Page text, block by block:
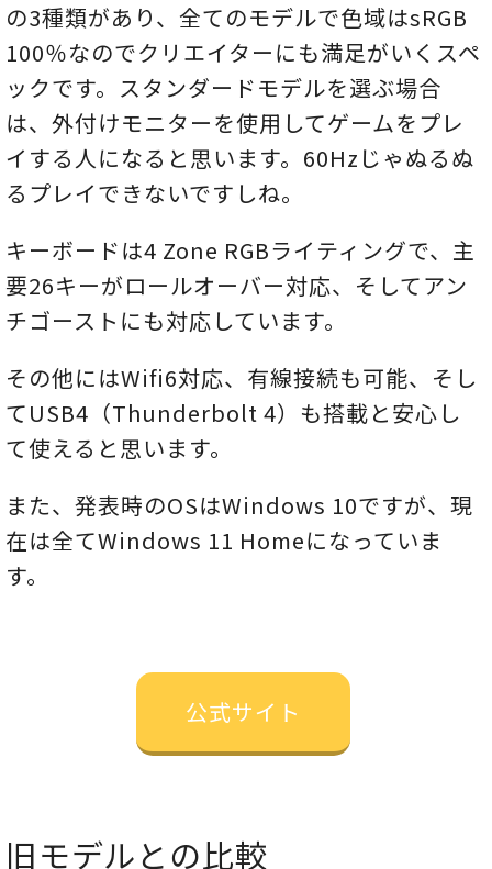
の3種類があり、全てのモデルで色域はsRGB
100％なのでクリエイターにも満足がいくスペ
ックです。スタンダードモデルを選ぶ場合
は、外付けモニターを使用してゲームをプレ
イする人になると思います。60Hzじゃぬるぬ
るプレイできないですしね。
キーボードは4 Zone RGBライティングで、主
要26キーがロールオーバー対応、そしてアン
チゴーストにも対応しています。
その他にはWifi6対応、有線接続も可能、そし
てUSB4（Thunderbolt 4）も搭載と安心し
て使えると思います。
また、発表時のOSはWindows 10ですが、現
在は全てWindows 11 Homeになっていま
す。
公式サイト
旧モデルとの比較